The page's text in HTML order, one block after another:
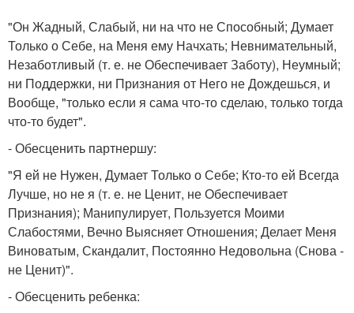
"Он Жадный, Слабый, ни на что не Способный; Думает
Только о Себе, на Меня ему Начхать; Невнимательный,
Незаботливый (т. е. не Обеспечивает Заботу), Неумный;
ни Поддержки, ни Признания от Него не Дождешься, и
Вообще, "только если я сама что-то сделаю, только тогда
что-то будет".
- Обесценить партнершу:
"Я ей не Нужен, Думает Только о Себе; Кто-то ей Всегда
Лучше, но не я (т. е. не Ценит, не Обеспечивает
Признания); Манипулирует, Пользуется Моими
Слабостями, Вечно Выясняет Отношения; Делает Меня
Виноватым, Скандалит, Постоянно Недовольна (Снова -
не Ценит)".
- Обесценить ребенка: